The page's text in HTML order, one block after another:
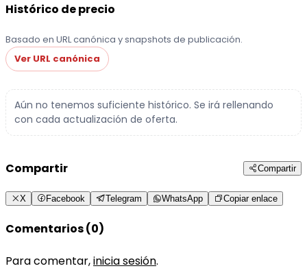
Histórico de precio
Basado en URL canónica y snapshots de publicación.
Ver URL canónica
Aún no tenemos suficiente histórico. Se irá rellenando
con cada actualización de oferta.
Compartir Compartir
X Facebook Telegram WhatsApp Copiar enlace
Comentarios (0)
Para comentar,inicia sesión.